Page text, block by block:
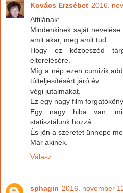
Kovács Erzsébet 2016.
Attilának:
Mindenkinek saját
amit akar, meg amit tud.
Hogy ez közbeszéd
elterelésére.
Míg a nép ezen
túlteljesítésért járó év
végi jutalmakat.
Ez egy nagy film
Egy nagy hiba van, mi
statisztálunk hozzá.
És jön a szeretet ünnepe
Már akinek.
Válasz
sphagin 2016. november